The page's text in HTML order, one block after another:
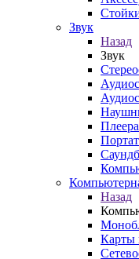
Звук
Назад
Звук
Плеера
Назад
Карты